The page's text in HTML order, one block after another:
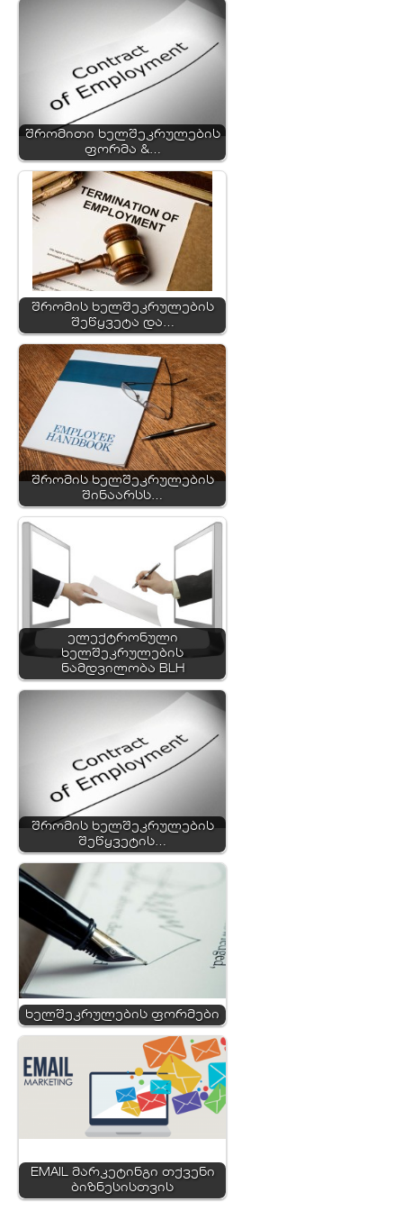
შრომითი ხელშეკრულების
ფორმა &…
შრომის ხელშეკრულების
შეწყვეტა და…
შრომის ხელშეკრულების
შინაარსს…
ელექტრონული
ხელშეკრულების
ნამდვილობა BLH
შრომის ხელშეკრულების
შეწყვეტის…
ხელშეკრულების ფორმები
EMAIL მარკეტინგი თქვენი
ბიზნესისთვის